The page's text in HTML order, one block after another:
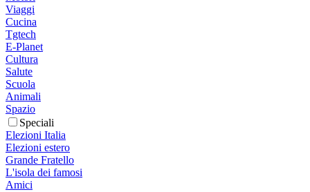
Viaggi
Cucina
Tgtech
E-Planet
Cultura
Salute
Scuola
Animali
Spazio
Speciali
Elezioni Italia
Elezioni estero
Grande Fratello
L'isola dei famosi
Amici